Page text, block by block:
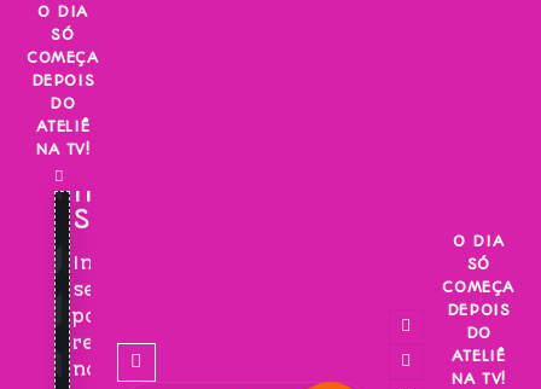
Skip
content
O DIA
SÓ
COMEÇA
DEPOIS
DO
ATELIÊ
NA TV!
INSCREVA-
SE!
Inscreva-
se
para
receber
novidades!
O DIA
SÓ
COMEÇA
DEPOIS
DO
ATELIÊ
NA TV!